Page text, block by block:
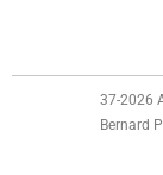
- -
- Etat civil –
- Mariage ou
37-2026
Bernard